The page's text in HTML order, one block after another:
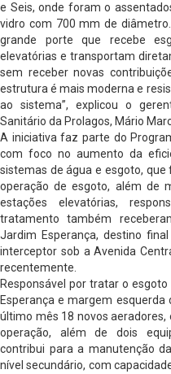
e Seis, onde foram o
vidro com 700 mm de
grande porte que recebe
elevatórias e transportam
sem receber novas
estrutura é mais moderna e
ao sistema”, explicou o
Sanitário da Prolagos, Mário
A iniciativa faz parte do
com foco no aumento da
sistemas de água e esgoto,
operação de esgoto, além de
estações elevatórias,
tratamento também
Jardim Esperança, destino
interceptor sob a Avenida
recentemente.
Responsável por tratar o
Esperança e margem esquerda
último mês 18 novos
operação, além de dois
contribui para a manutenção
nível secundário, com